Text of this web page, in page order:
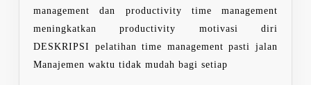
management dan productivity time management
meningkatkan productivity motivasi diri
DESKRIPSI pelatihan time management pasti jalan
Manajemen waktu tidak mudah bagi setiap